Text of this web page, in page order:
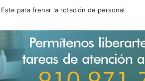
los salarios de entrada un 15%